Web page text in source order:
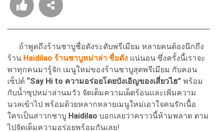
ถ้าพูดถึงร้านชาบูชื่อดังระดับพรีเมียม หลายคนต้องนึกถึง
ร้าน Haidilao ร้านชาบูหม่าล่า ชื่อดัง แน่นอน ซึ่งครั้งนี้เราจะ
พาทุกคนมารู้จัก เมนูใหม่ของร้านชาบูสุดพรีเมียม กับคอน
เซ็ปต์ “Say Hi to ความอร่อยโดยบังเอิญของเสี่ยวไฮ” พร้อม
กับน้ำซุปหม่าล่านมวัว จัดเต็มความเผ็ดร้อนและเพิ่มความ
นวลเข้าไป พร้อมด้วยหลากหลายเมนูใหม่เอาใจคนรักเนื้อ
ใครเป็นสาวกชาบู Haidilao บอกเลยว่าคราวนี้ห้ามพลาด ตาม
ไปจัดเต็มความอร่อยพร้อมกันเลย!